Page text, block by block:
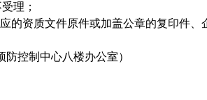
理；
的资质文件原件或加盖公章的复印件、
防控制中心八楼办公室）